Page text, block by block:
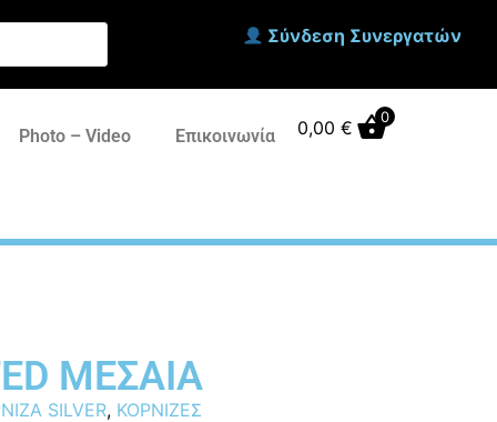
Σύνδεση Συνεργατών
Photo – Video Επικοινωνία 0,00 € 0
ΜΕΣΑΙΑ
SILVER, ΚΟΡΝΙΖΕΣ